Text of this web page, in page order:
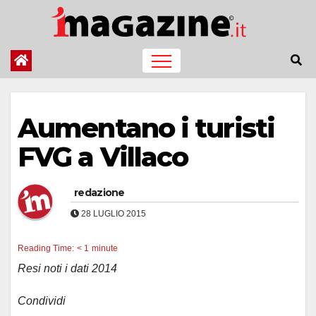
contenuto
Aumentano i turisti
FVG a Villaco
redazione
28 LUGLIO 2015
Reading Time: < 1 minute
Resi noti i dati 2014
Condividi